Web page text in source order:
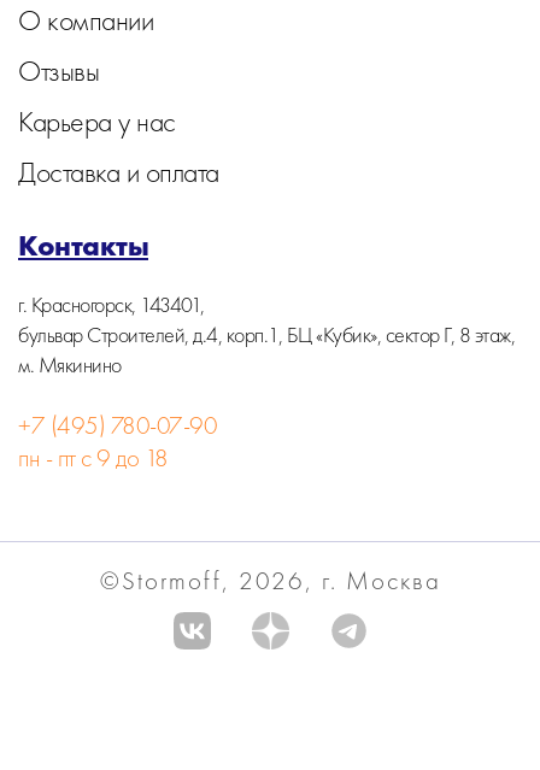
О компании
Отзывы
Карьера у нас
Доставка и оплата
Контакты
г. Красногорск, 143401,
бульвар Строителей, д.4, корп.1, БЦ «Кубик», сектор Г, 8 этаж,
м. Мякинино
+7 (495) 780-07-90
пн - пт с 9 до 18
©Stormoff, 2026, г. Москва